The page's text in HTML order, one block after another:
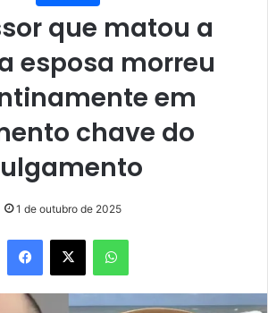
que matou a
esposa morreu
em
chave do
1 de outubro de 2025
Facebook
X WhatsApp